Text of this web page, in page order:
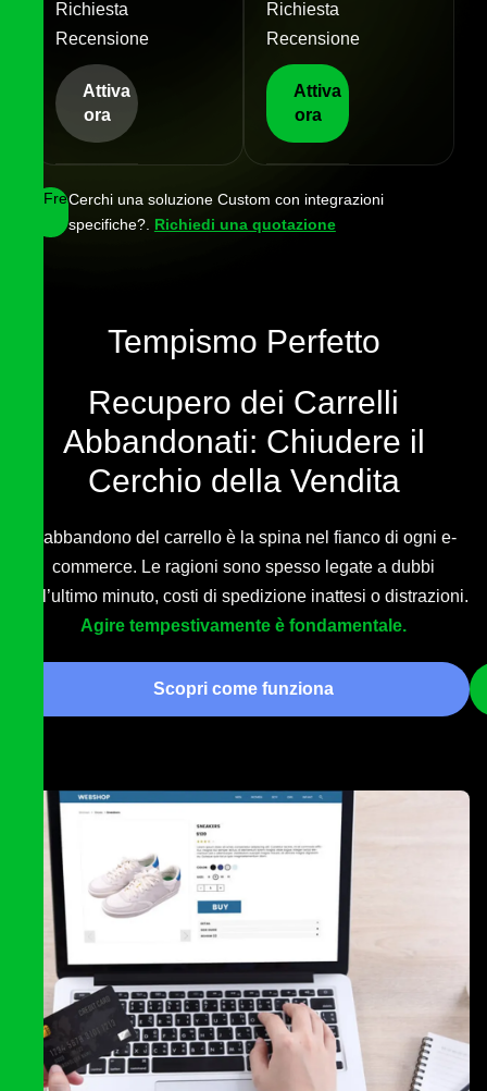
Richiesta
Recensione
Attiva
ora
Richiesta
Recensione
Attiva
ora
FreeCerchi una soluzione Custom con integrazioni
specifiche?. Richiedi una quotazione
Tempismo Perfetto
Recupero dei Carrelli
Abbandonati: Chiudere il
Cerchio della Vendita
L’abbandono del carrello è la spina nel fianco di ogni e-
commerce. Le ragioni sono spesso legate a dubbi
dell’ultimo minuto, costi di spedizione inattesi o distrazioni.
Agire tempestivamente è fondamentale.
Scopri come funziona